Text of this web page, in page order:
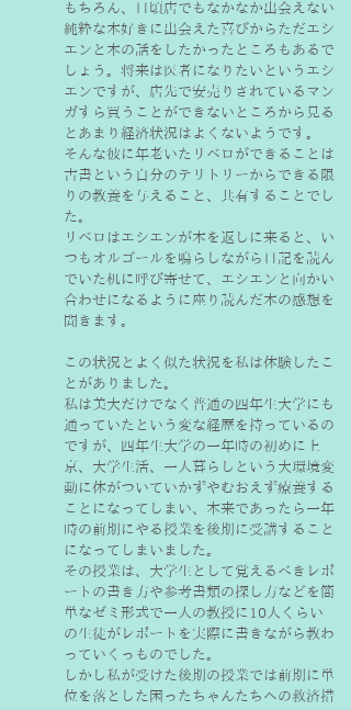
もちろん、日頃店でもなかなか出会えない
純粋な本好きに出会えた喜びからただエシ
エンと本の話をしたかったところもあるで
しょう。将来は医者になりたいというエシ
エンですが、店先で安売りされているマン
ガすら買うことができないところから見る
とあまり経済状況はよくないようです。
そんな彼に年老いたリベロができることは
古書という自分のテリトリーからできる限
りの教養を与えること、共有することでし
た。
リベロはエシエンが本を返しに来ると、い
つもオルゴールを鳴らしながら日記を読ん
でいた机に呼び寄せて、エシエンと向かい
合わせになるように座り読んだ本の感想を
聞きます。
この状況とよく似た状況を私は体験したこ
とがありました。
私は美大だけでなく普通の四年生大学にも
通っていたという変な経歴を持っているの
ですが、四年生大学の一年時の初めに上
京、大学生活、一人暮らしという大環境変
動に体がついていかずやむおえず療養する
ことになってしまい、本来であったら一年
時の前期にやる授業を後期に受講すること
になってしまいました。
その授業は、大学生として覚えるべきレポ
ートの書き方や参考書類の探し方などを簡
単なゼミ形式で一人の教授に10人くらい
の生徒がレポートを実際に書きながら教わ
っていくっものでした。
しかし私が受けた後期の授業では前期に単
位を落とした困ったちゃんたちへの救済措